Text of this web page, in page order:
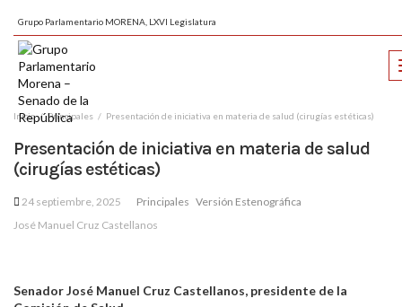
Grupo Parlamentario MORENA, LXVI Legislatura
Inicio Principales Presentación de iniciativa en materia de salud (cirugías estéticas)
Presentación de iniciativa en materia de salud
(cirugías estéticas)
24 septiembre, 2025 Principales Versión Estenográfica
José Manuel Cruz Castellanos
Senador José Manuel Cruz Castellanos, presidente de la